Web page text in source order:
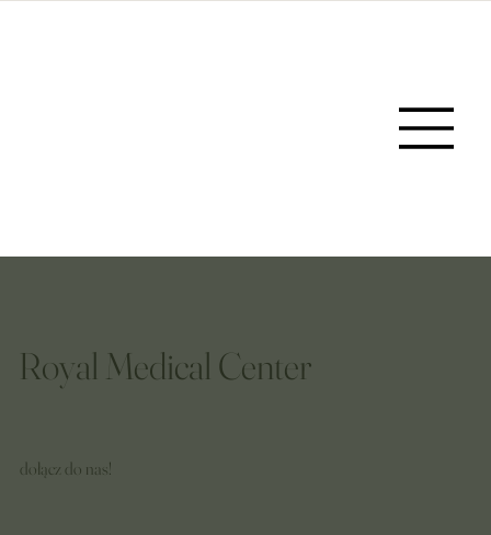
Royal Medical Center
dołącz do nas!